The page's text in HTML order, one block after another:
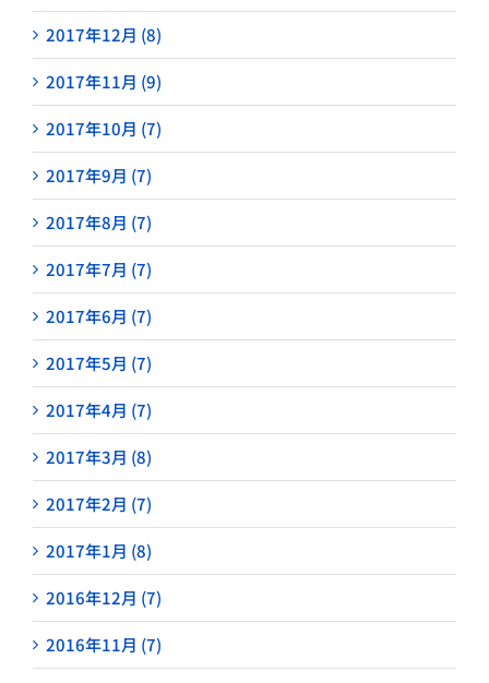
2017年12月 (8)
2017年11月 (9)
2017年10月 (7)
2017年9月 (7)
2017年8月 (7)
2017年7月 (7)
2017年6月 (7)
2017年5月 (7)
2017年4月 (7)
2017年3月 (8)
2017年2月 (7)
2017年1月 (8)
2016年12月 (7)
2016年11月 (7)